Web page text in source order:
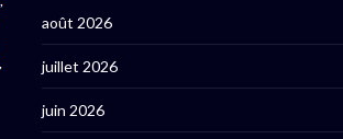
août 2026
juillet 2026
juin 2026